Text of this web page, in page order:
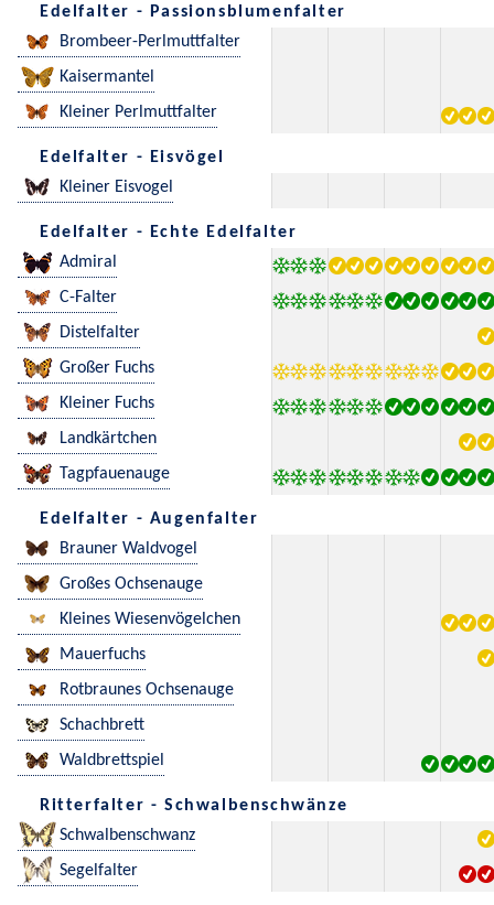
Edelfalter - Passionsblumenfalter
Brombeer-Perlmuttfalter
Kaisermantel
Kleiner Perlmuttfalter
Edelfalter - Eisvögel
Kleiner Eisvogel
Edelfalter - Echte Edelfalter
Admiral
C-Falter
Distelfalter
Großer Fuchs
Kleiner Fuchs
Landkärtchen
Tagpfauenauge
Edelfalter - Augenfalter
Brauner Waldvogel
Großes Ochsenauge
Kleines Wiesenvögelchen
Mauerfuchs
Rotbraunes Ochsenauge
Schachbrett
Waldbrettspiel
Ritterfalter - Schwalbenschwänze
Schwalbenschwanz
Segelfalter